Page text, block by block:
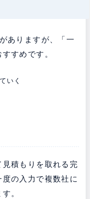
ありますが、「一
すめです。
いく
積もりを取れる完
の入力で複数社に
。